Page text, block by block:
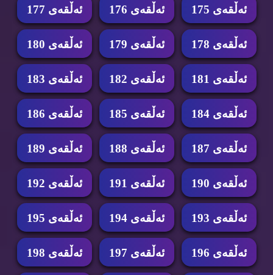
ئه‌ڵقه‌ی 175 ئه‌ڵقه‌ی 176 ئه‌ڵقه‌ی 177
ئه‌ڵقه‌ی 178 ئه‌ڵقه‌ی 179 ئه‌ڵقه‌ی 180
ئه‌ڵقه‌ی 181 ئه‌ڵقه‌ی 182 ئه‌ڵقه‌ی 183
ئه‌ڵقه‌ی 184 ئه‌ڵقه‌ی 185 ئه‌ڵقه‌ی 186
ئه‌ڵقه‌ی 187 ئه‌ڵقه‌ی 188 ئه‌ڵقه‌ی 189
ئه‌ڵقه‌ی 190 ئه‌ڵقه‌ی 191 ئه‌ڵقه‌ی 192
ئه‌ڵقه‌ی 193 ئه‌ڵقه‌ی 194 ئه‌ڵقه‌ی 195
ئه‌ڵقه‌ی 196 ئه‌ڵقه‌ی 197 ئه‌ڵقه‌ی 198